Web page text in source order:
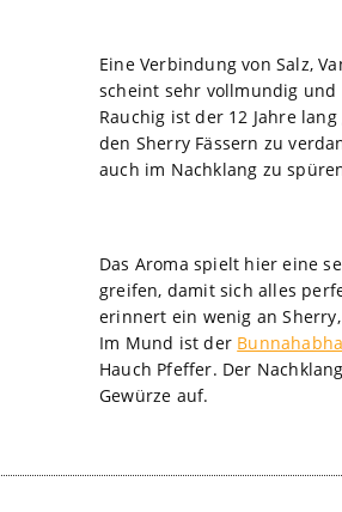
Eine Verbindung von Salz,
scheint sehr vollmundig und
Rauchig ist der 12 Jahre
den Sherry Fässern zu
auch im Nachklang zu
Das Aroma spielt hier eine
greifen, damit sich alles
erinnert ein wenig an
Im Mund ist der
Hauch Pfeffer. Der
Gewürze auf.